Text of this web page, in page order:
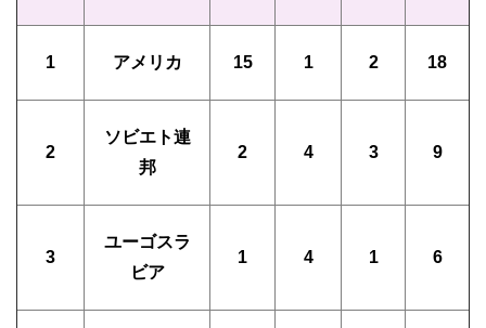
1 アメリカ 15 1 2 18
2
ソビエト連
邦
2 4 3 9
3
ユーゴスラ
ビア
1 4 1 6